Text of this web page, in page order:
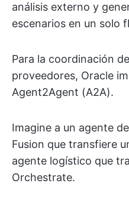
análisis externo y
escenarios en un solo
Para la coordinación
proveedores, Oracle
Agent2Agent (A2A).
Imagine a un agente
Fusion que transfiere
agente logístico que
Orchestrate.